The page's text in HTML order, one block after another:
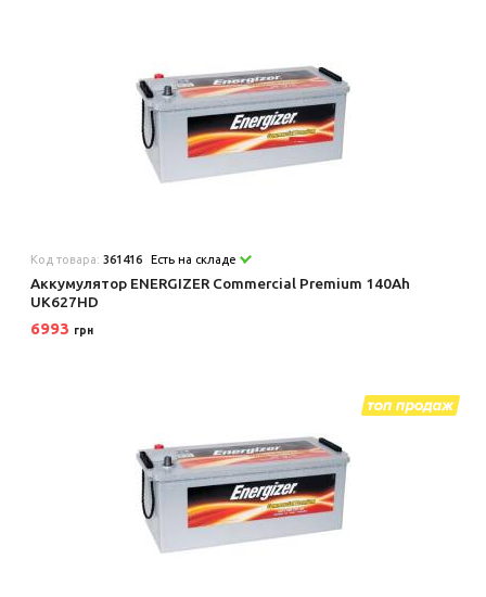
Код товара:361416 Есть на складе
Аккумулятор ENERGIZER Commercial Premium 140Ah
UK627HD
6993 грн